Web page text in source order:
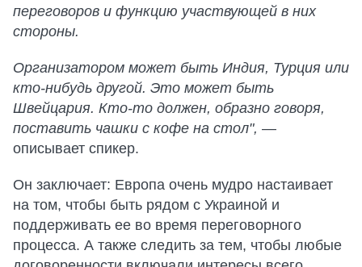
переговоров и функцию участвующей в них
стороны.
Организатором может быть Индия, Турция или
кто-нибудь другой. Это может быть
Швейцария. Кто-то должен, образно говоря,
поставить чашки с кофе на стол", —
описывает спикер.
Он заключает: Европа очень мудро настаивает
на том, чтобы быть рядом с Украиной и
поддерживать ее во время переговорного
процесса. А также следить за тем, чтобы любые